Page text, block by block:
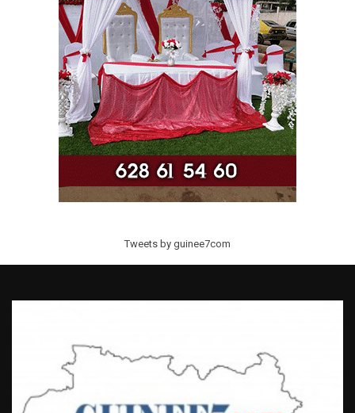
Tweets by guinee7com